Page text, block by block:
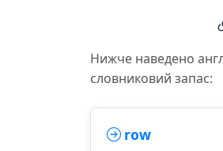
Нижче наведено
словниковий запас:
row